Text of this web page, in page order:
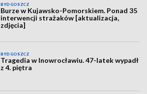
BYDGOSZCZ
Burze w Kujawsko-Pomorskiem. Ponad 35
interwencji strażaków [aktualizacja,
zdjęcia]
BYDGOSZCZ
Tragedia w Inowrocławiu. 47-latek wypadł
z 4. piętra